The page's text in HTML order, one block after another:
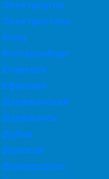
Электроугли
Электросталь
Елец
Екатеринбург
Егоревск
Ефремов
Дзержинский
Дзержинск
Дубна
Донской
Домодедово